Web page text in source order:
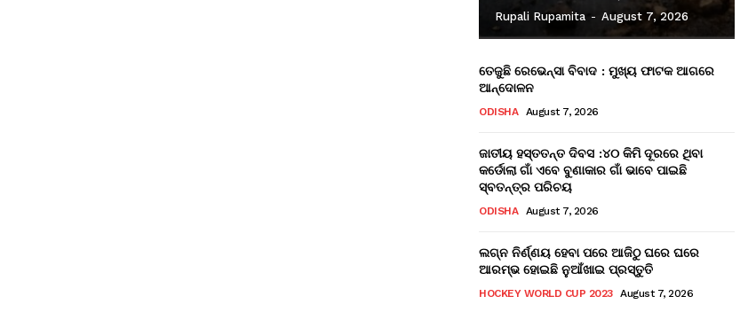
Rupali Rupamita - August 7, 2026
ତେଜୁଛି ରେଭେନ୍ସା ବିବାଦ : ମୁଖ୍ୟ ଫାଟକ ଆଗରେ
ଆନ୍ଦୋଳନ
ODISHA August 7, 2026
ଜାତୀୟ ହସ୍ତତନ୍ତ ଦିବସ :୪୦ କିମି ଦୂରରେ ଥିବା
କର୍ଡୋଲା ଗାଁ ଏବେ ବୁଣାକାର ଗାଁ ଭାବେ ପାଇଛି
ସ୍ବତନ୍ତ୍ର ପରିଚୟ
ODISHA August 7, 2026
ଲଗ୍ନ ନିର୍ଣ୍ଣୟ ହେବା ପରେ ଆଜିଠୁ ଘରେ ଘରେ
ଆରମ୍ଭ ହୋଇଛି ନୁଆଁଖାଇ ପ୍ରସ୍ତୁତି
HOCKEY WORLD CUP 2023 August 7, 2026